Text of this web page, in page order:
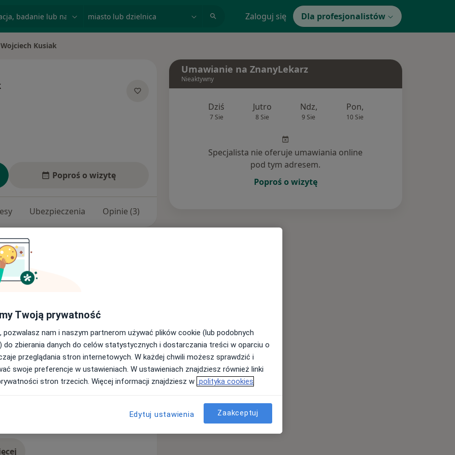
Zaloguj się Dla profesjonalistów
miasto
Wojciech Kusiak
Poproś o wizytę
Ubezpieczenia Opinie (3)
roku pracowałem w szpitalu. Tam
W tym okresie
To doświadczenie
się rozwijać jako
w tym kierunku (Masaż tkanek
bólowymi, ortopedycznymi i
Powięzi wg Stecco dobitnie
z Osteopatii, co było naturalną
pomocy pacjentom. Ukończenie
się drogi samorozwoju i nauki
a11y_sr_more_diseases
Umawianie na ZnanyLekarz
Nieaktywny
Dziś
7 Sie
Jutro
8 Sie
Ndz,
9 Sie
Pon,
10 Sie
Specjalista nie oferuje umawiania online
pod tym adresem.
Poproś o wizytę
Twoją prywatność
pozwalasz nam i naszym partnerom używać plików cookie (lub podobnych
do zbierania danych do celów statystycznych i dostarczania treści w oparciu o
przeglądania stron internetowych. W każdej chwili możesz sprawdzić i
swoje preferencje w ustawieniach. W ustawieniach znajdziesz również linki
stron trzecich. Więcej informacji znajdziesz w polityka cookies
Edytuj ustawienia Zaakceptuj